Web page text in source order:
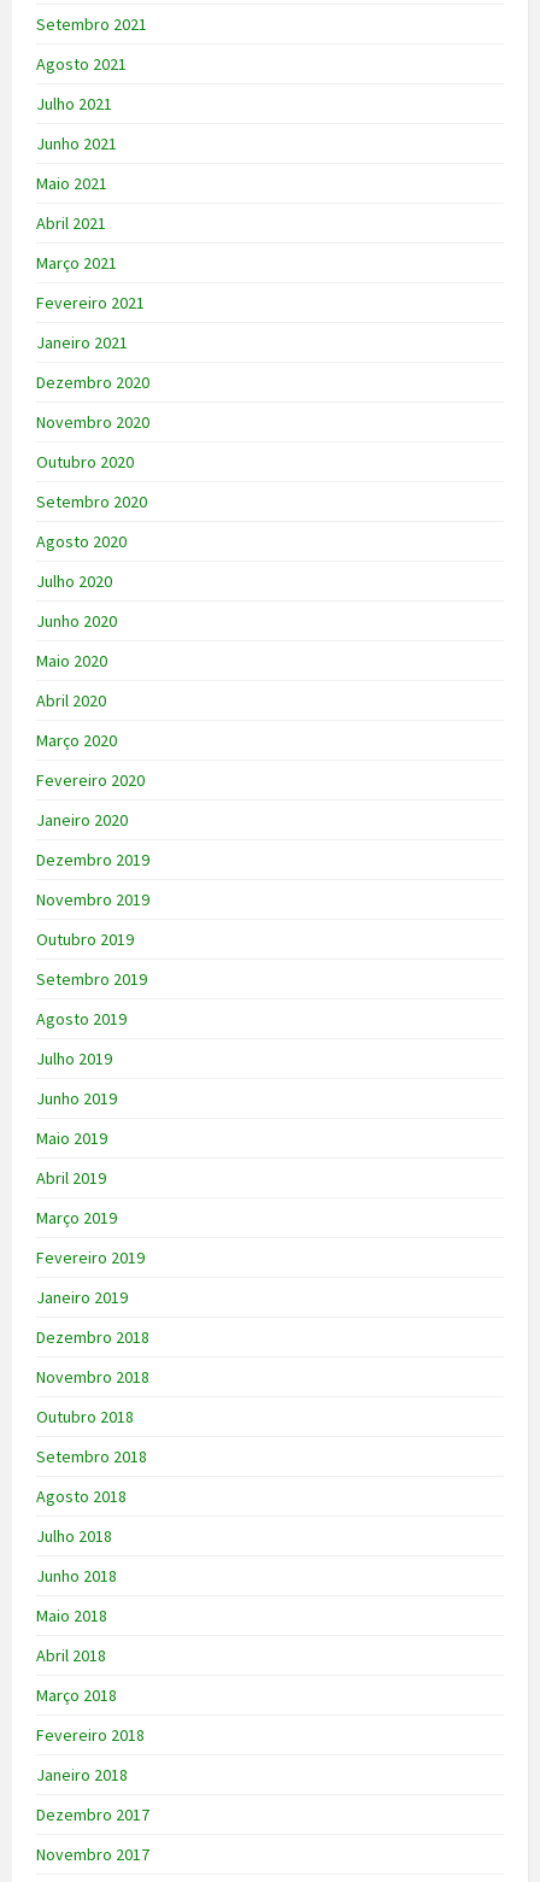
Setembro 2021
Agosto 2021
Julho 2021
Junho 2021
Maio 2021
Abril 2021
Março 2021
Fevereiro 2021
Janeiro 2021
Dezembro 2020
Novembro 2020
Outubro 2020
Setembro 2020
Agosto 2020
Julho 2020
Junho 2020
Maio 2020
Abril 2020
Março 2020
Fevereiro 2020
Janeiro 2020
Dezembro 2019
Novembro 2019
Outubro 2019
Setembro 2019
Agosto 2019
Julho 2019
Junho 2019
Maio 2019
Abril 2019
Março 2019
Fevereiro 2019
Janeiro 2019
Dezembro 2018
Novembro 2018
Outubro 2018
Setembro 2018
Agosto 2018
Julho 2018
Junho 2018
Maio 2018
Abril 2018
Março 2018
Fevereiro 2018
Janeiro 2018
Dezembro 2017
Novembro 2017